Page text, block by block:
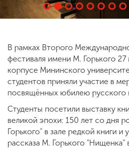
В рамках Второго
фестиваля имени М. Горького 27
корпусе Мининского
студентов приняли участие в
посвящённых юбилею русского
Студенты посетили выставку
великой эпохи: 150 лет со дня
Горького" в зале редкой книги и
рассказа М. Горького "Нищенка"